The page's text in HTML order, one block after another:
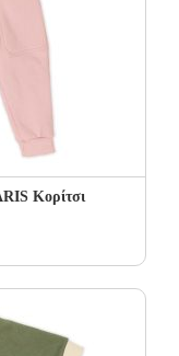
Κορίτσι